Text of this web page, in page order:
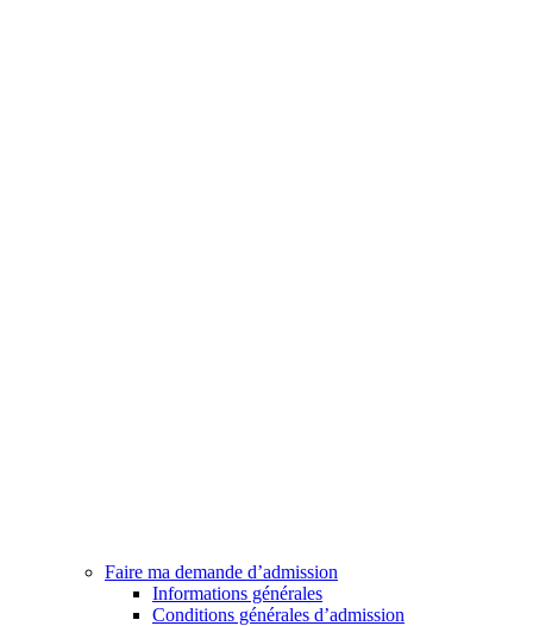
Faire ma demande d’admission
Informations générales
Conditions générales d’admission